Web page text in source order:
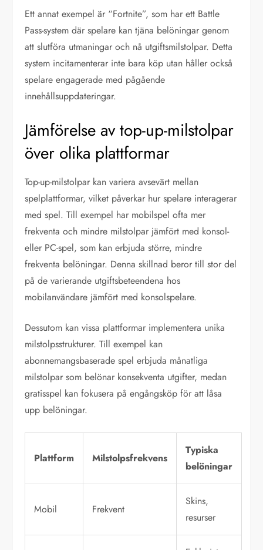
Ett annat exempel är “Fortnite”, som har ett Battle
Pass-system där spelare kan tjäna belöningar genom
att slutföra utmaningar och nå utgiftsmilstolpar. Detta
system incitamenterar inte bara köp utan håller också
spelare engagerade med pågående
innehållsuppdateringar.
Jämförelse av top-up-milstolpar
över olika plattformar
Top-up-milstolpar kan variera avsevärt mellan
spelplattformar, vilket påverkar hur spelare interagerar
med spel. Till exempel har mobilspel ofta mer
frekventa och mindre milstolpar jämfört med konsol-
eller PC-spel, som kan erbjuda större, mindre
frekventa belöningar. Denna skillnad beror till stor del
på de varierande utgiftsbeteendena hos
mobilanvändare jämfört med konsolspelare.
Dessutom kan vissa plattformar implementera unika
milstolpsstrukturer. Till exempel kan
abonnemangsbaserade spel erbjuda månatliga
milstolpar som belönar konsekventa utgifter, medan
gratisspel kan fokusera på engångsköp för att låsa
upp belöningar.
Plattform Milstolpsfrekvens
Typiska
belöningar
Mobil Frekvent
Skins,
resurser